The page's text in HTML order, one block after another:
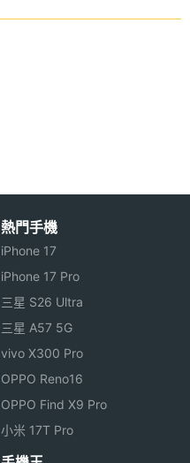
熱門手機
iPhone 17
iPhone 17 Pro
三星 S26 Ultra
三星 A57 5G
vivo X300 Pro
OPPO Reno16
OPPO Find X9 Pro
小米 17T Pro